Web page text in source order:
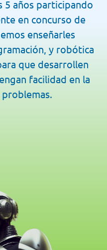
5 años participando
en concurso de
enseñarles
y robótica
que desarrollen
facilidad en la